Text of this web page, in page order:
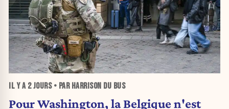
IL Y A 2 JOURS• PAR HARRISON DU BUS
Pour Washington, la Belgique n'est